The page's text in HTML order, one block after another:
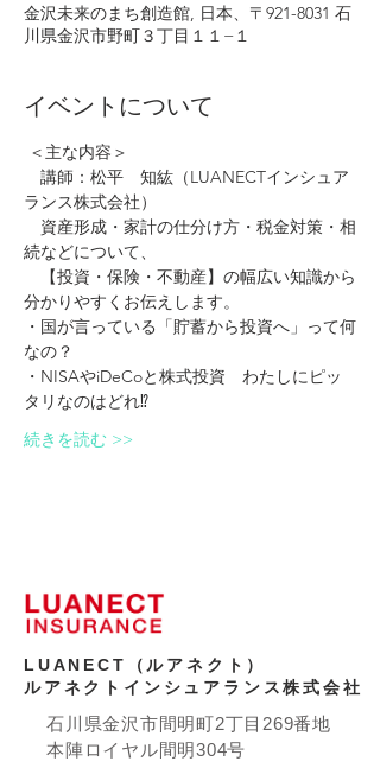
金沢未来のまち創造館, 日本、〒921-8031 石
川県金沢市野町３丁目１１−１
イベントについて
＜主な内容＞
講師：松平　知紘（LUANECTインシュア
ランス株式会社）
資産形成・家計の仕分け方・税金対策・相
続などについて、
【投資・保険・不動産】の幅広い知識から
分かりやすくお伝えします。
・国が言っている「貯蓄から投資へ」って何
なの？
・NISAやiDeCoと株式投資　わたしにピッ
タリなのはどれ⁉
続きを読む >>
LUANECT（ルアネクト）
ルアネクトインシュアランス株式会社
石川県金沢市間明町2丁目269番地
本陣ロイヤル間明304号